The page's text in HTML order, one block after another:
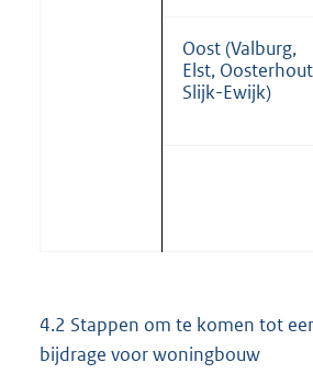
Oost (Valburg,
Elst,
Slijk-Ewijk)
4.2 Stappen om te komen tot
bijdrage voor woningbouw